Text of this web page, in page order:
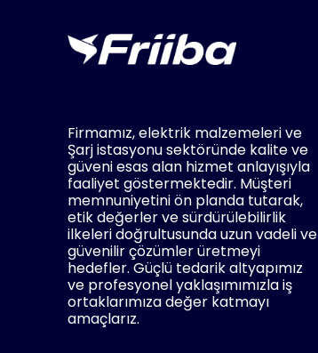
Firmamız, elektrik malzemeleri ve
Şarj istasyonu sektöründe kalite ve
güveni esas alan hizmet anlayışıyla
faaliyet göstermektedir. Müşteri
memnuniyetini ön planda tutarak,
etik değerler ve sürdürülebilirlik
ilkeleri doğrultusunda uzun vadeli ve
güvenilir çözümler üretmeyi
hedefler. Güçlü tedarik altyapımız
ve profesyonel yaklaşımımızla iş
ortaklarımıza değer katmayı
amaçlarız.